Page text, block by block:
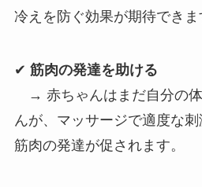
冷えを防ぐ効果が期待できま
✔ 筋肉の発達を助ける
→ 赤ちゃんはまだ自分の
んが、マッサージで適度な刺
筋肉の発達が促されます。